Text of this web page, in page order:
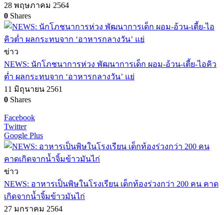
28 พฤษภาคม 2564
0 Shares
ข่าว
NEWS: นักโภชนาการห่วง พัฒนาการเด็ก ผอม-อ้วน-เตี้ย-ไอคิว
ต่ำ ผลกระทบจาก ‘อาหารกลางวัน’ แย่
11 มิถุนายน 2561
0 Shares
Facebook
Twitter
Google Plus
ข่าว
NEWS: อาหารเป็นพิษในโรงเรียน เด็กท้องร่วงกว่า 200 คน คาด
เกิดจากน้ำจิ้มข้าวมันไก่
27 มกราคม 2564